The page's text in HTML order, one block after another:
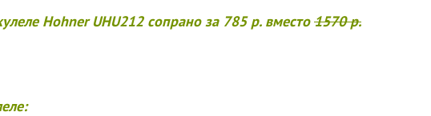
Hohner UHU212 сопрано за 785 р. вместо1570 р.